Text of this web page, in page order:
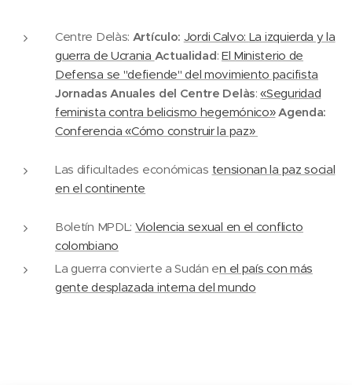
Centre Delàs: Artículo: Jordi Calvo: La izquierda y la
guerra de Ucrania Actualidad: El Ministerio de
Defensa se "defiende" del movimiento pacifista
Jornadas Anuales del Centre Delàs:«Seguridad
feminista contra belicismo hegemónico»Agenda:
Conferencia «Cómo construir la paz»
Las dificultades económicas tensionan la paz social
en el continente
Boletín MPDL: Violencia sexual en el conflicto
colombiano
La guerra convierte a Sudán en el país con más
gente desplazada interna del mundo